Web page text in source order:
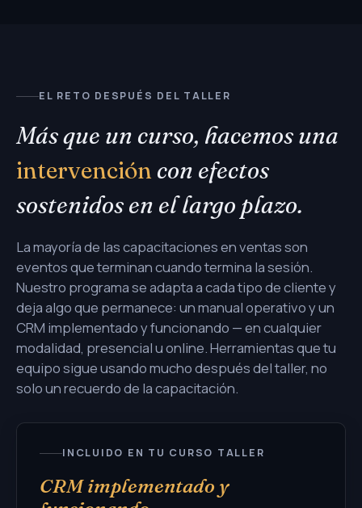
EL RETO DESPUÉS DEL TALLER
Más que un curso, hacemos una
intervención con efectos
sostenidos en el largo plazo.
La mayoría de las capacitaciones en ventas son
eventos que terminan cuando termina la sesión.
Nuestro programa se adapta a cada tipo de cliente y
deja algo que permanece: un manual operativo y un
CRM implementado y funcionando — en cualquier
modalidad, presencial u online. Herramientas que tu
equipo sigue usando mucho después del taller, no
solo un recuerdo de la capacitación.
INCLUIDO EN TU CURSO TALLER
CRM implementado y